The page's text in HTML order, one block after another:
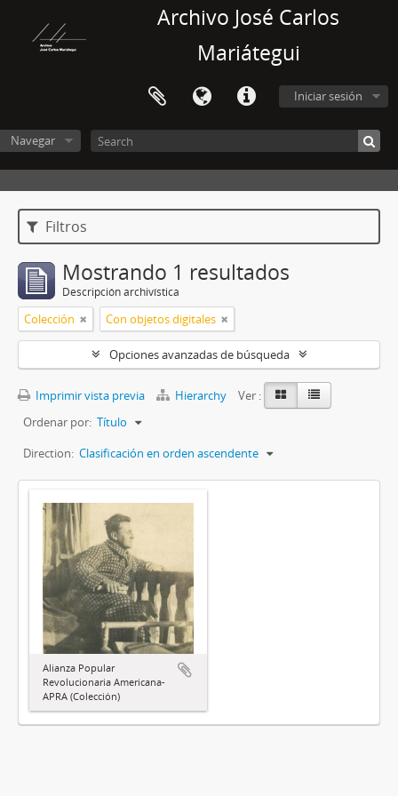
Archivo José Carlos
Mariátegui
Iniciar sesión
Navegar
Filtros
Mostrando 1 resultados
Descripción archivística
Colección Con objetos digitales
Opciones avanzadas de búsqueda
Imprimir vista previa Hierarchy
Ver :
Ordenar por: Título
Direction: Clasificación en orden ascendente
Alianza Popular
Revolucionaria Americana-
APRA (Colección)